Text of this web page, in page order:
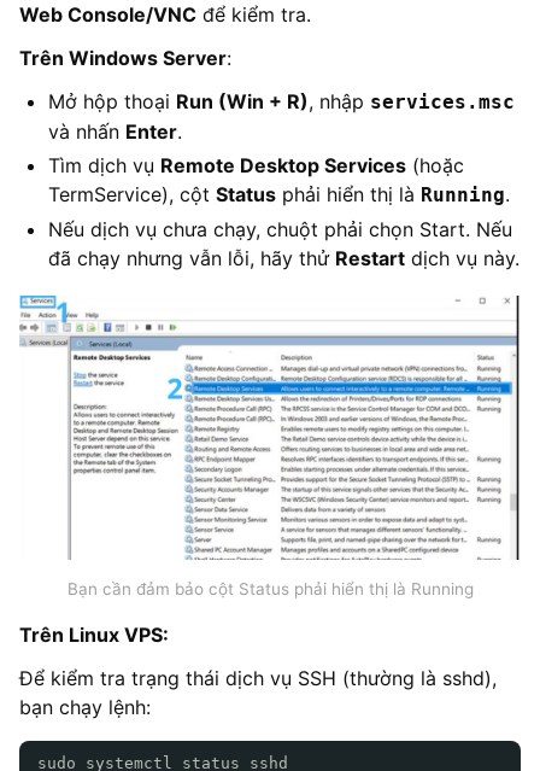
Web Console/VNC để kiểm tra.
Trên Windows Server:
Mở hộp thoại Run (Win + R), nhập services.msc
và nhấn Enter.
Tìm dịch vụ Remote Desktop Services (hoặc
TermService), cột Status phải hiển thị là Running.
Nếu dịch vụ chưa chạy, chuột phải chọn Start. Nếu
đã chạy nhưng vẫn lỗi, hãy thử Restart dịch vụ này.
Bạn cần đảm bảo cột Status phải hiển thị là Running
Trên Linux VPS:
Để kiểm tra trạng thái dịch vụ SSH (thường là sshd),
bạn chạy lệnh:
sudo systemctl status sshd